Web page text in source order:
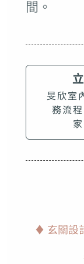
間。
旻欣室
務流
♦ 玄關設